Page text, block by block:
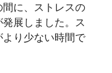
に、ストレスの
展しました。ス
より少ない時間で